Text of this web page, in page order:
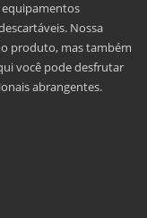
equipamentos
Nossa
produto, mas também
você pode desfrutar
abrangentes.